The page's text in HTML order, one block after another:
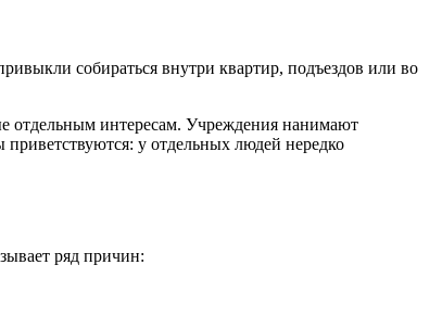
собираться внутри квартир, подъездов или во
отдельным интересам. Учреждения нанимают
у отдельных людей нередко
ряд причин: